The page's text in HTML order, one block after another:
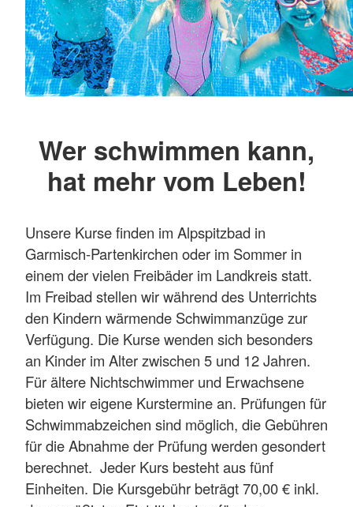
Wer schwimmen kann,
hat mehr vom Leben!
Unsere Kurse finden im Alpspitzbad in
Garmisch-Partenkirchen oder im Sommer in
einem der vielen Freibäder im Landkreis statt.
Im Freibad stellen wir während des Unterrichts
den Kindern wärmende Schwimmanzüge zur
Verfügung. Die Kurse wenden sich besonders
an Kinder im Alter zwischen 5 und 12 Jahren.
Für ältere Nichtschwimmer und Erwachsene
bieten wir eigene Kurstermine an. Prüfungen für
Schwimmabzeichen sind möglich, die Gebühren
für die Abnahme der Prüfung werden gesondert
berechnet. Jeder Kurs besteht aus fünf
Einheiten. Die Kursgebühr beträgt 70,00 € inkl.